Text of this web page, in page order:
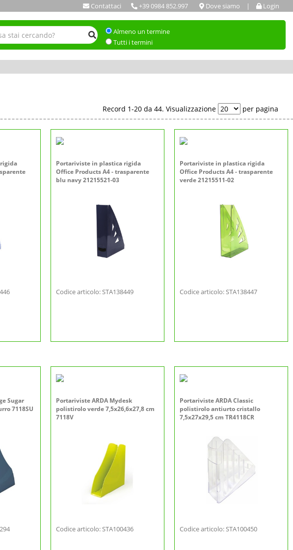
Contattaci +39 0984 852.997 Dove siamo | Login
Almeno un termine
Tutti i termini
Record 1-20 da 44. Visualizzazione per pagina
Portariviste in plastica rigida
Office Products A4 - trasparente
blu navy 21215521-03
Codice articolo: STA138449
Portariviste in plastica rigida
Office Products A4 - trasparente
verde 21215511-02
Codice articolo: STA138447
Sugar
7118SU
Portariviste ARDA Mydesk
polistirolo verde 7,5x26,6x27,8 cm
7118V
Codice articolo: STA100436
Portariviste ARDA Classic
polistirolo antiurto cristallo
7,5x27x29,5 cm TR4118CR
Codice articolo: STA100450